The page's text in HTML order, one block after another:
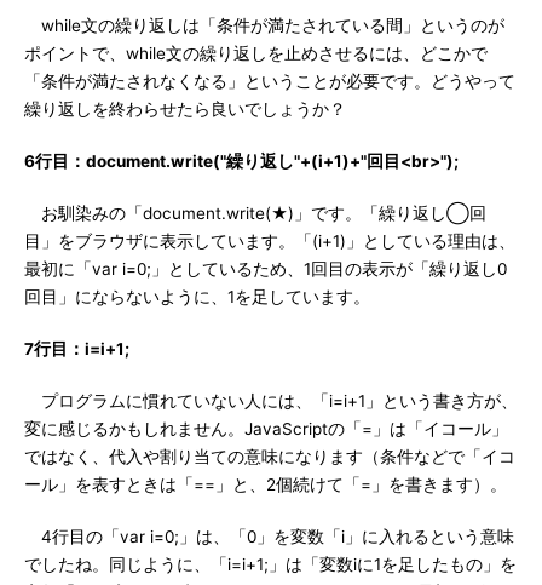
while文の繰り返しは「条件が満たされている間」というのが
ポイントで、while文の繰り返しを止めさせるには、どこかで
「条件が満たされなくなる」ということが必要です。どうやって
繰り返しを終わらせたら良いでしょうか？
6行目：document.write("繰り返し"+(i+1)+"回目<br>");
お馴染みの「document.write(★)」です。「繰り返し◯回
目」をブラウザに表示しています。「(i+1)」としている理由は、
最初に「var i=0;」としているため、1回目の表示が「繰り返し0
回目」にならないように、1を足しています。
7行目：i=i+1;
プログラムに慣れていない人には、「i=i+1」という書き方が、
変に感じるかもしれません。JavaScriptの「=」は「イコール」
ではなく、代入や割り当ての意味になります（条件などで「イコ
ール」を表すときは「==」と、2個続けて「=」を書きます）。
4行目の「var i=0;」は、「0」を変数「i」に入れるという意味
でしたね。同じように、「i=i+1;」は「変数iに1を足したもの」を